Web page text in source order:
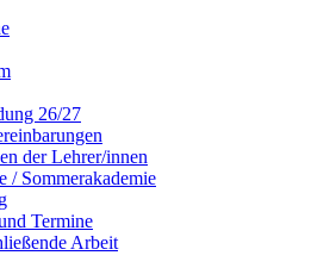
26/27
der Lehrer/innen
/ Sommerakademie
Termine
Arbeit